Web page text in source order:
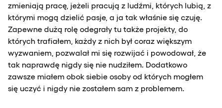
zmieniają pracę, jeżeli pracują z ludźmi, których lubią, z
którymi mogą dzielić pasje, a ja tak właśnie się czuję.
Zapewne dużą rolę odegrały tu także projekty, do
których trafiałem, każdy z nich był coraz większym
wyzwaniem, pozwalał mi się rozwijać i powodował, że
tak naprawdę nigdy się nie nudziłem. Dodatkowo
zawsze miałem obok siebie osoby od których mogłem
się uczyć i nigdy nie zostałem sam z problemem.